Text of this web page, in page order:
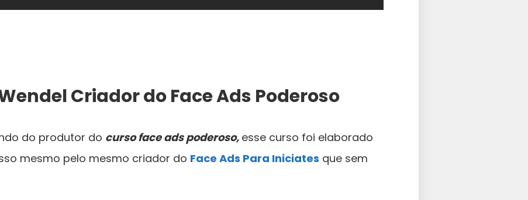
Criador do Face Ads Poderoso
do produtor do curso face ads poderoso, esse curso foi elaborado
mesmo pelo mesmo criador do Face Ads Para Iniciates que sem